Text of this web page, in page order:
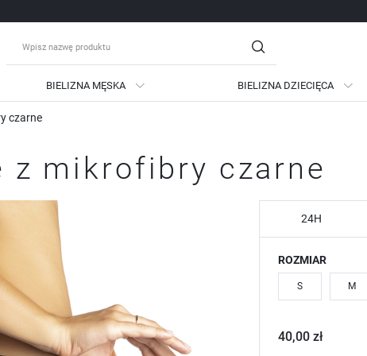
się
Zapomniałem hasła
SIĘ
OTRZYMASZ LICZNE
podgląd historii zakupów
brak konieczności
możliwość otrzymania
BIELIZNA MĘSKA BIELIZNA DZIECIĘCA
czarne
z mikrofibry czarne
24H
ROZMIAR
S M
40,00 zł